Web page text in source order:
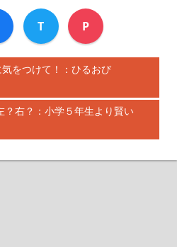
T P
気をつけて！：ひるおび
？右？：小学５年生より賢い